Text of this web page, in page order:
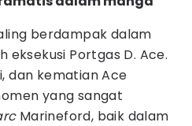
berdampak dalam
eksekusi Portgas D. Ace.
dan kematian Ace
yang sangat
Marineford, baik dalam